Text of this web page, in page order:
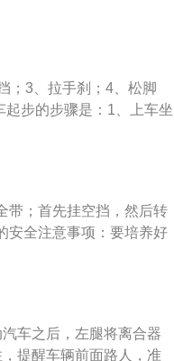
熄火不合格。第一种熄
一停顿。即将离合器在
联动点位置每个车都不
方法靠近。3、顺序三：
车开始动，这时离合器就
是熄火，等车前行2米
；3、拉手刹；4、松脚
步的步骤是：1、上车坐
合；6、慢踩油门；7、全
合松到一半时，车辆就
带；首先挂空挡，然后转
安全注意事项：要培养好
在做所有动作的时候眼
动起来出现意外碰撞；
前冲、熄火等人为故障。
一挡重新起步；档位和
车之后，左腿将离合器
提醒车辆前面路人，准